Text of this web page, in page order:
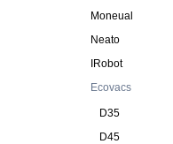
Moneual
Neato
IRobot
Ecovacs
D35
D45